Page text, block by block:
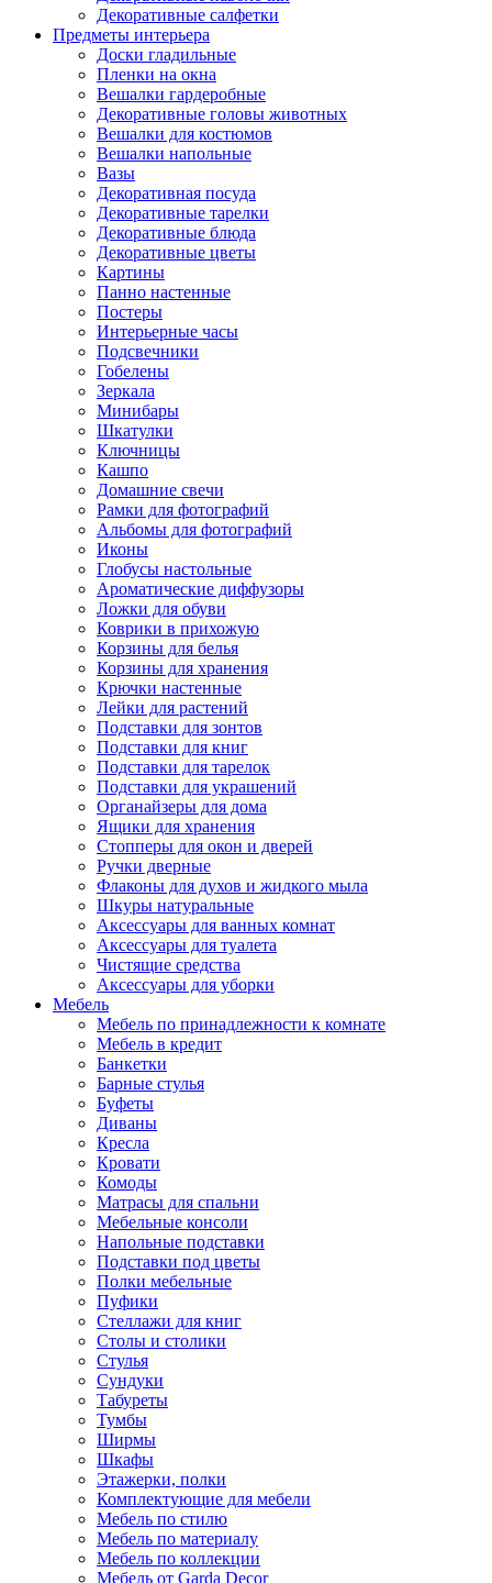
Декоративные салфетки
Предметы интерьера
Доски гладильные
Пленки на окна
Вешалки гардеробные
Декоративные головы животных
Вешалки для костюмов
Вешалки напольные
Вазы
Декоративная посуда
Декоративные тарелки
Декоративные блюда
Декоративные цветы
Картины
Панно настенные
Постеры
Интерьерные часы
Подсвечники
Гобелены
Зеркала
Минибары
Шкатулки
Ключницы
Кашпо
Домашние свечи
Рамки для фотографий
Альбомы для фотографий
Иконы
Глобусы настольные
Ароматические диффузоры
Ложки для обуви
Коврики в прихожую
Корзины для белья
Корзины для хранения
Крючки настенные
Лейки для растений
Подставки для зонтов
Подставки для книг
Подставки для тарелок
Подставки для украшений
Органайзеры для дома
Ящики для хранения
Стопперы для окон и дверей
Ручки дверные
Флаконы для духов и жидкого мыла
Шкуры натуральные
Аксессуары для ванных комнат
Аксессуары для туалета
Чистящие средства
Аксессуары для уборки
Мебель
Мебель по принадлежности к комнате
Мебель в кредит
Банкетки
Барные стулья
Буфеты
Диваны
Кресла
Кровати
Комоды
Матрасы для спальни
Мебельные консоли
Напольные подставки
Подставки под цветы
Полки мебельные
Пуфики
Стеллажи для книг
Столы и столики
Стулья
Сундуки
Табуреты
Тумбы
Ширмы
Шкафы
Этажерки, полки
Комплектующие для мебели
Мебель по стилю
Мебель по материалу
Мебель по коллекции
Мебель от Garda Decor